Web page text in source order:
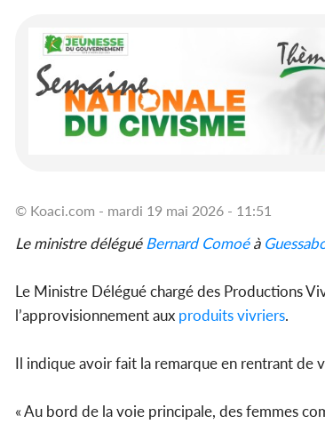
© Koaci.com - mardi 19 mai 2026 - 11:51
Le ministre délégué Bernard Comoéà
Le Ministre Délégué chargé des Productions
l’approvisionnement aux produitsvivriers.
Il indique avoir fait la remarque en rentrant de
« Au bord de la voie principale, des femmes